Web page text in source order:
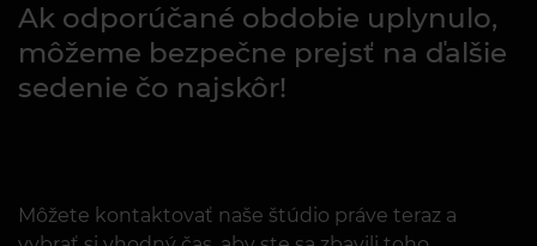
Ak odporúčané obdobie uplynulo,
môžeme bezpečne prejsť na ďalšie
sedenie čo najskôr!
Môžete kontaktovať naše štúdio práve teraz a